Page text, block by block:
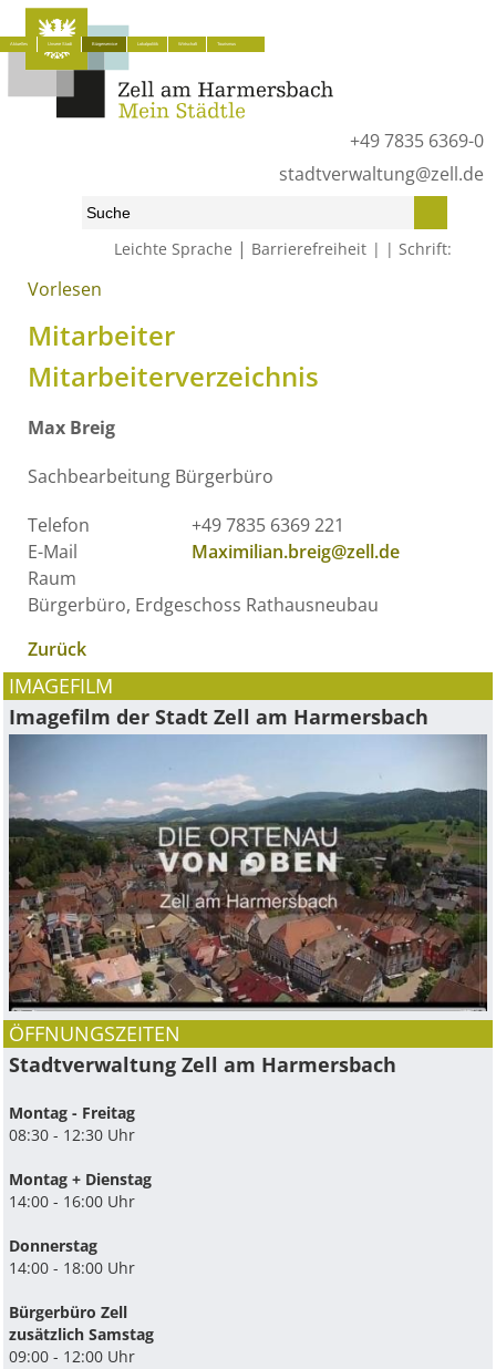
+49 7835 6369-0
stadtverwaltung@zell.de
Leichte Sprache | Barrierefreiheit Schrift:
Aktuelles Unsere Stadt Bürgerservice Lokalpolitik Wirtschaft Tourismus
Start» Bürgerservice »
Vorlesen
Mitarbeiter
Mitarbeiterverzeichnis
Max Breig
Sachbearbeitung Bürgerbüro
Telefon
+49 7835 6369 221
E-Mail
Maximilian.breig@zell.de
Raum
Bürgerbüro, Erdgeschoss Rathausneubau
Zurück
IMAGEFILM
Imagefilm der Stadt Zell am Harmersbach
ÖFFNUNGSZEITEN
Stadtverwaltung Zell am Harmersbach
Montag - Freitag
08:30 - 12:30 Uhr
Montag + Dienstag
14:00 - 16:00 Uhr
Donnerstag
14:00 - 18:00 Uhr
Bürgerbüro Zell
zusätzlich Samstag
09:00 - 12:00 Uhr